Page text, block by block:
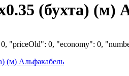
(бухта) (м)
"priceOld": 0, "economy": 0,